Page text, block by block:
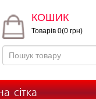
КОШИК
Товарів 0(0 грн)
сітка